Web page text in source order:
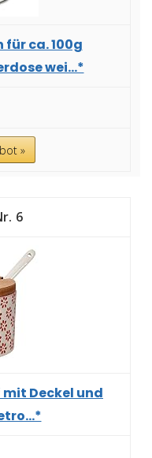
für ca. 100g
wei...*
»
6
Deckel und